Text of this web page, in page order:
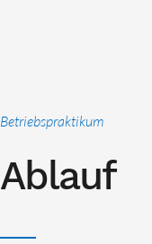
Betriebspraktikum
Ablauf